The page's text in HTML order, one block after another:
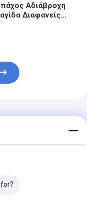
πάχος Αδιάβροχη
Διαφανείς